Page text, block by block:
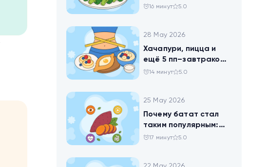
брокколи
16 минут 5.0
28 May 2026
Хачапури, пицца и
ещё 5 пп–завтраков,
чтобы набрать
14 минут 5.0
25 May 2026
Почему батат стал
таким популярным:
всё о пользе
17 минут 5.0